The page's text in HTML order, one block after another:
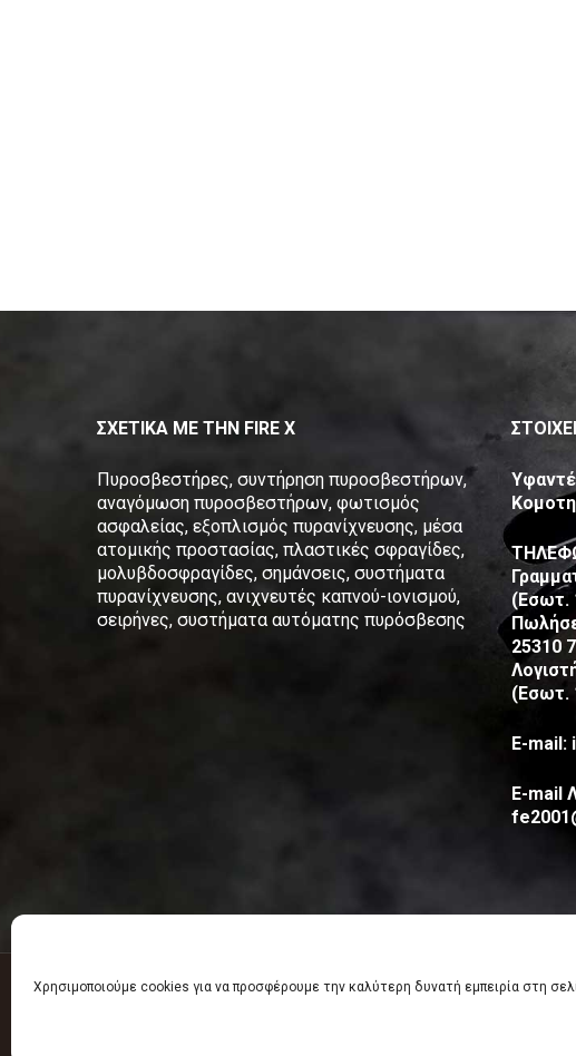
Χρησιμοποιούμε cookies για να προσφέρουμε την καλύτερη δυνατή εμπειρία στη
ΣΧΕΤΙΚΑ ΜΕ ΤΗΝ FIRE X
Πυροσβεστήρες, συντήρηση πυροσβεστήρων,
αναγόμωση πυροσβεστήρων, φωτισμός
ασφαλείας, εξοπλισμός πυρανίχνευσης, μέσα
ατομικής προστασίας, πλαστικές σφραγίδες,
μολυβδοσφραγίδες, σημάνσεις, συστήματα
πυρανίχνευσης, ανιχνευτές καπνού-ιονισμού,
σειρήνες, συστήματα αυτόματης πυρόσβεσης
(Εσωτ.
25310
(Εσωτ.
E-mail:
E-mail
Πυροσβεστικά είδη - Πυροσβεστήρες Κομοτηνή Ροδόπη